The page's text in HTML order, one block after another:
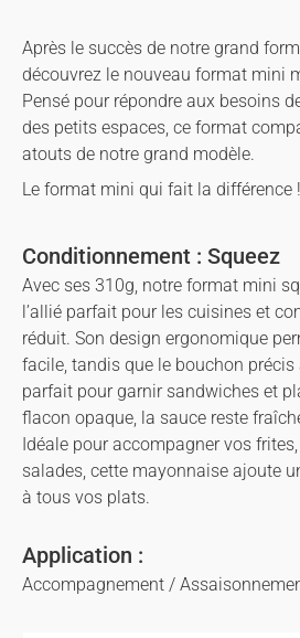
Après le succès de notre grand
découvrez le nouveau format mini
Pensé pour répondre aux besoins
des petits espaces, ce format
atouts de notre grand modèle.
Le format mini qui fait la différence !
Conditionnement : Squeez
Avec ses 310g, notre format mini
l’allié parfait pour les cuisines et
réduit. Son design ergonomique
facile, tandis que le bouchon
parfait pour garnir sandwiches et
flacon opaque, la sauce reste
Idéale pour accompagner vos
salades, cette mayonnaise ajoute
à tous vos plats.
Application :
Accompagnement /